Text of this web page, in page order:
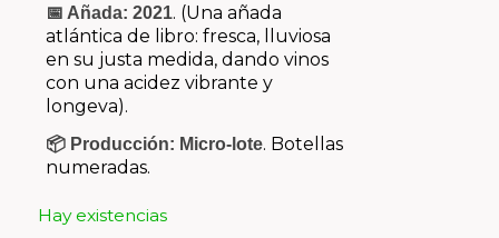
📅 Añada: 2021. (Una añada
atlántica de libro: fresca, lluviosa
en su justa medida, dando vinos
con una acidez vibrante y
longeva).
📦 Producción: Micro-lote. Botellas
numeradas.
Hay existencias